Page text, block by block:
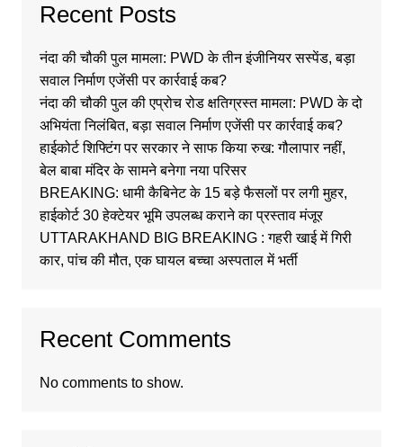
Recent Posts
नंदा की चौकी पुल मामला: PWD के तीन इंजीनियर सस्पेंड, बड़ा
सवाल निर्माण एजेंसी पर कार्रवाई कब?
नंदा की चौकी पुल की एप्रोच रोड क्षतिग्रस्त मामला: PWD के दो
अभियंता निलंबित, बड़ा सवाल निर्माण एजेंसी पर कार्रवाई कब?
हाईकोर्ट शिफ्टिंग पर सरकार ने साफ किया रुख: गौलापार नहीं,
बेल बाबा मंदिर के सामने बनेगा नया परिसर
BREAKING: धामी कैबिनेट के 15 बड़े फैसलों पर लगी मुहर,
हाईकोर्ट 30 हेक्टेयर भूमि उपलब्ध कराने का प्रस्ताव मंजूर
UTTARAKHAND BIG BREAKING : गहरी खाई में गिरी
कार, पांच की मौत, एक घायल बच्चा अस्पताल में भर्ती
Recent Comments
No comments to show.